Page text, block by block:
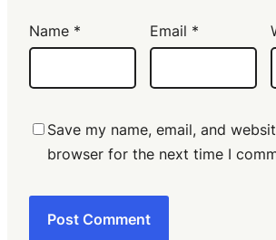
Name * Email *
Save my name, email, and
browser for the next time I